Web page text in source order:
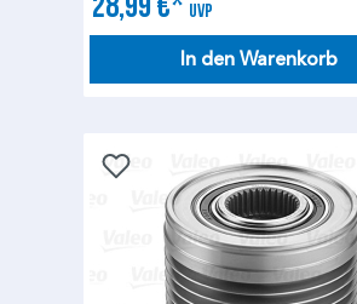
UVP
In den Warenkorb